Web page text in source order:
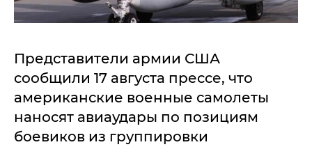
Представители армии США
сообщили 17 августа прессе, что
американские военные самолеты
наносят авиаудары по позициям
боевиков из группировки